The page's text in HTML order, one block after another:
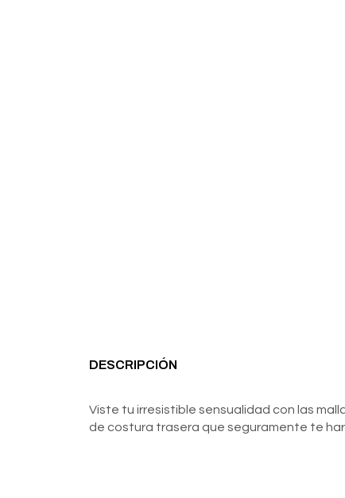
DESCRIPCIÓN
Viste tu irresistible sensualidad con las
de costura trasera que seguramente te